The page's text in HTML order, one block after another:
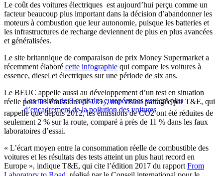
Le coût des voitures électriques est aujourd’hui perçu comme un
facteur beaucoup plus important dans la décision d’abandonner les
moteurs à combustion que leur autonomie, puisque les batteries et
les infrastructures de recharge deviennent de plus en plus avancées
et généralisées.
Le site britannique de comparaison de prix Money Supermarket a
récemment élaboré cette infographie qui compare les voitures à
essence, diesel et électriques sur une période de six ans.
Les maires de 9 capitales européennes veulent plus
d’encadrement de la pollution des voitures
Le BEUC appelle aussi au développement d’un test en situation
réelle pour les émissions de CO2, une vision partagée par T&E, qui
rappelle que depuis 2012, les émissions de CO2 ont été réduites de
seulement 2 % sur la route, comparé à près de 11 % dans les faux
laboratoires d’essai.
« L’écart moyen entre la consommation réelle de combustible des
voitures et les résultats des tests atteint un plus haut record en
Europe », indique T&E, qui cite l’édition 2017 du rapport From